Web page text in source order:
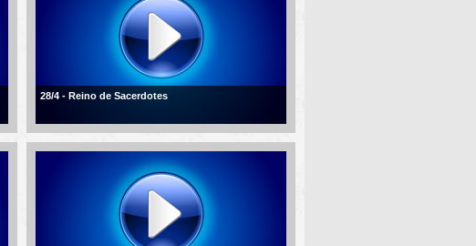
28/4 - Reino de Sacerdotes